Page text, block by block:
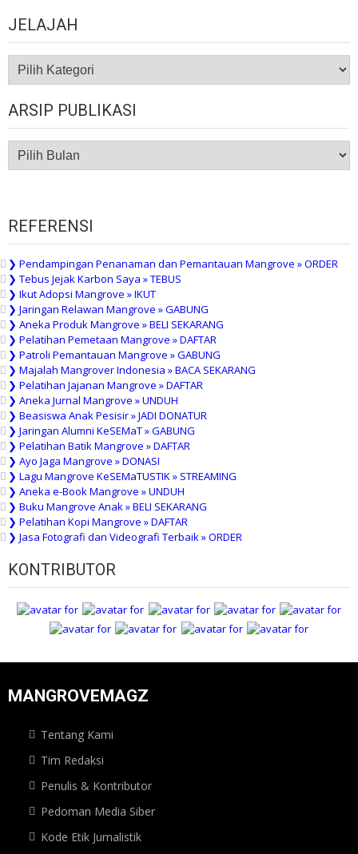
JELAJAH
JELAJAH
ARSIP PUBLIKASI
ARSIP
PUBLIKASI
REFERENSI
❯ Pendampingan Penanaman dan Pemantauan Mangrove » ORDER
❯ Tebus Jejak Karbon Saya » TEBUS
❯ Ikut Adopsi Mangrove » IKUT
❯ Jaringan Relawan Mangrove » GABUNG
❯ Aneka Produk Mangrove » BELI SEKARANG
❯ Pelatihan Pemetaan Mangrove » DAFTAR
❯ Patroli Pemantauan Mangrove » GABUNG
❯ Majalah Mangrover Indonesia » BACA SEKARANG
❯ Pelatihan Jajanan Mangrove » DAFTAR
❯ Aneka Jurnal Mangrove » UNDUH
❯ Beasiswa Anak Pesisir » JADI DONATUR
❯ Jaringan Alumni KeSEMaT » GABUNG
❯ Pelatihan Batik Mangrove » DAFTAR
❯ Ayo Jaga Mangrove » DONASI
❯ Lagu Mangrove KeSEMaTUSTIK » STREAMING
❯ Aneka e-Book Mangrove » UNDUH
❯ Buku Mangrove Anak » BELI SEKARANG
❯ Pelatihan Kopi Mangrove » DAFTAR
❯ Jasa Fotografi dan Videografi Terbaik » ORDER
KONTRIBUTOR
MANGROVEMAGZ
Tentang Kami
Tim Redaksi
Penulis & Kontributor
Pedoman Media Siber
Kode Etik Jurnalistik